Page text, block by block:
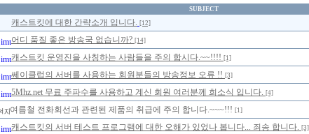
SUBJECT
캐스트킷에 대한 간략소개 입니다. [12]
어디 품질 좋은 방송국 없습니까? [14]
캐스트킷 운영진을 사칭하는 사람들을 주의 합시다.~~!!!! [1]
쎄이클럽의 서버를 사용하는 회원분들의 방송정보 오류 !! [3]
5Mhz.net 무료 주파수를 사용하고 계신 회원 여러분께 희소식 입니다. [4]
여름철 전화회선과 관련된 제품의 취급에 주의 합니다.~~~!!! [1]
캐스트킷의 서버 테스트 프로그램에 대한 오해가 있었나 봅니다... 죄송 합니다. [3]